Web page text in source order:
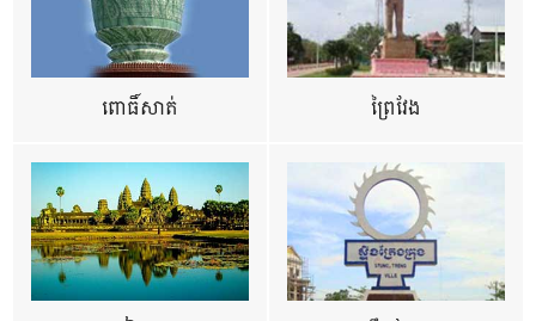
ពោធិ៍សាត់ ព្រៃវែង